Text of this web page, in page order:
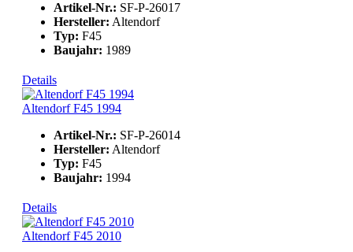
Artikel-Nr.: SF-P-26017
Hersteller: Altendorf
Typ: F45
Baujahr: 1989
Details
Altendorf F45 1994
Artikel-Nr.: SF-P-26014
Hersteller: Altendorf
Typ: F45
Baujahr: 1994
Details
Altendorf F45 2010